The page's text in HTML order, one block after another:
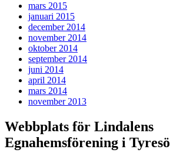
mars 2015
januari 2015
december 2014
november 2014
oktober 2014
september 2014
juni 2014
april 2014
mars 2014
november 2013
Webbplats för Lindalens
Egnahemsförening i Tyresö